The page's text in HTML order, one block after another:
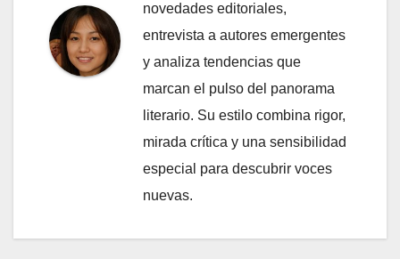
novedades editoriales,
entrevista a autores emergentes
y analiza tendencias que
marcan el pulso del panorama
literario. Su estilo combina rigor,
mirada crítica y una sensibilidad
especial para descubrir voces
nuevas.